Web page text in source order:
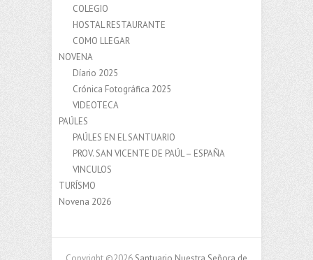
COLEGIO
HOSTAL RESTAURANTE
COMO LLEGAR
NOVENA
Díario 2025
Crónica Fotográfica 2025
VIDEOTECA
PAÚLES
PAÚLES EN EL SANTUARIO
PROV. SAN VICENTE DE PAÚL – ESPAÑA
VINCULOS
TURÍSMO
Novena 2026